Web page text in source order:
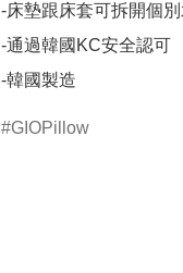
-床墊跟床套可拆開個
-通過韓國KC安全認可
-韓國製造
GIOPillow